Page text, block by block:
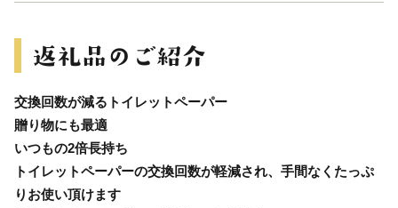
交換回数が減るトイレットペーパー
贈り物にも最適
いつもの2倍長持ち
トイレットペーパーの交換回数が軽減され、手間なくたっぷ
りお使い頂けます